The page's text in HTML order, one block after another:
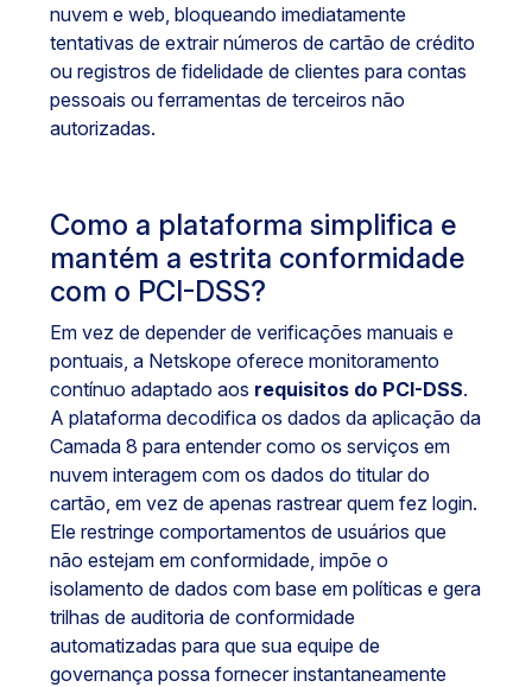
nuvem e web, bloqueando imediatamente
tentativas de extrair números de cartão de crédito
ou registros de fidelidade de clientes para contas
pessoais ou ferramentas de terceiros não
autorizadas.
Como a plataforma simplifica e
mantém a estrita conformidade
com o PCI-DSS?
Em vez de depender de verificações manuais e
pontuais, a Netskope oferece monitoramento
contínuo adaptado aos requisitos do PCI-DSS.
A plataforma decodifica os dados da aplicação da
Camada 8 para entender como os serviços em
nuvem interagem com os dados do titular do
cartão, em vez de apenas rastrear quem fez login.
Ele restringe comportamentos de usuários que
não estejam em conformidade, impõe o
isolamento de dados com base em políticas e gera
trilhas de auditoria de conformidade
automatizadas para que sua equipe de
governança possa fornecer instantaneamente